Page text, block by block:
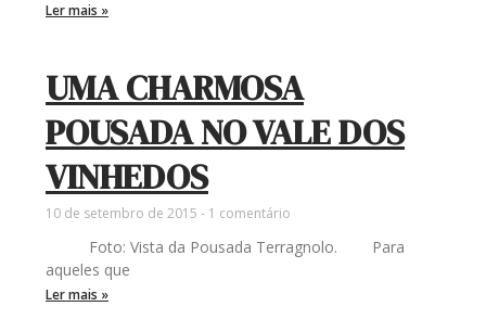
Ler mais »
UMA CHARMOSA
POUSADA NO VALE DOS
VINHEDOS
10 de setembro de 2015 1 comentário
Foto: Vista da Pousada Terragnolo. Para
aqueles que
Ler mais »